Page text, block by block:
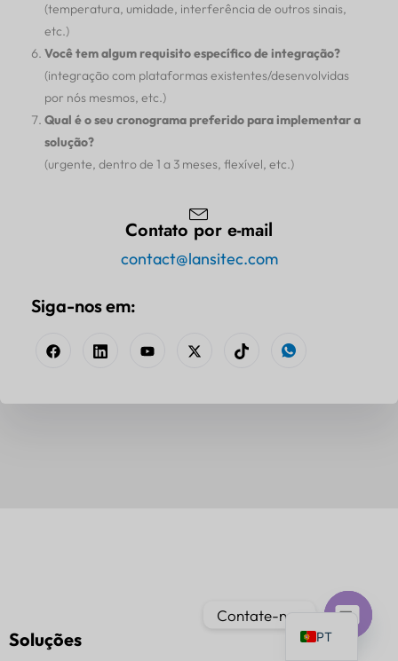
(temperatura, umidade, interferência de outros sinais,
etc.)
Você tem algum requisito específico de integração?
(integração com plataformas existentes/desenvolvidas
por nós mesmos, etc.)
Qual é o seu cronograma preferido para implementar a
solução?
(urgente, dentro de 1 a 3 meses, flexível, etc.)
Contato por e-mail
contact@lansitec.com
Siga-nos em:
Soluções PT
EN
AR
Contate-nos